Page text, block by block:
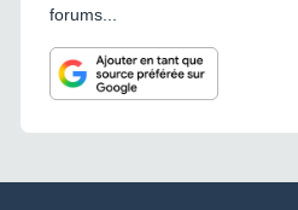
forums...